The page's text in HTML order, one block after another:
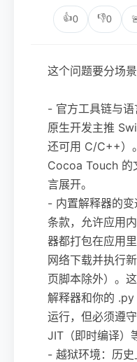
👍0 👎0
这个问题要分场景
- 官方工具链与
原生开发主推
还可用 C/C++）
Cocoa Touch 的
言展开。
- 内置解释器的
条款，允许应用
器都打包在应用
网络下载并执行
页脚本除外）。
解释器和你的
运行，但必须遵
JIT（即时编译）
- 越狱环境：历